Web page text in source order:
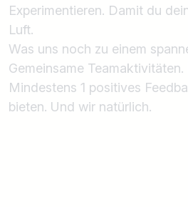
Experimentieren. Damit du
Luft.
Was uns noch zu einem
Gemeinsame
Mindestens 1 positives
bieten. Und wir natürlich.
Ich suche nach …
Jobtitel